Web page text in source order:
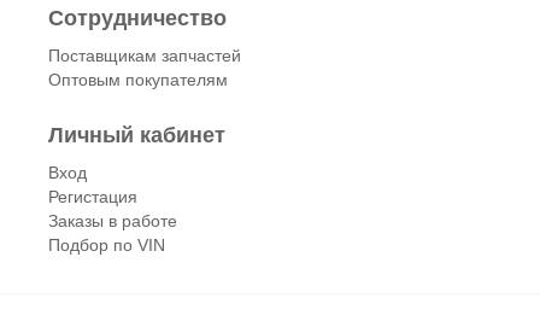
Сотрудничество
Поставщикам запчастей
Оптовым покупателям
Личный кабинет
Вход
Регистация
Заказы в работе
Подбор по VIN